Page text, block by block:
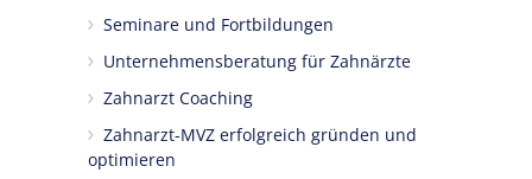
Seminare und Fortbildungen
Unternehmensberatung für Zahnärzte
Zahnarzt Coaching
Zahnarzt-MVZ erfolgreich gründen und
optimieren